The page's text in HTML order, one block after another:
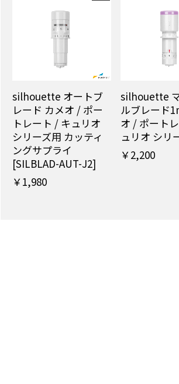
silhouette オートブ
レード カメオ / ポー
トレート / キュリオ
シリーズ用 カッティ
ングサプライ
[SILBLAD-AUT-J2]
￥1,980
silhouette
ルブレード
オ / ポート
ュリオ シリ
￥2,200